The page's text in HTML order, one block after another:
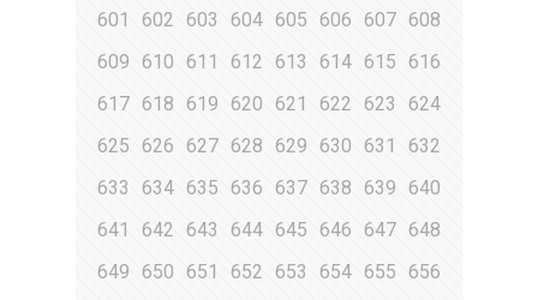
601
602 603 604 605 606 607 608
609
610 611 612 613 614 615
616
617 618 619 620 621 622 623
624
625
626 627 628 629 630 631
632
633
634 635 636 637 638 639 640
641
642 643 644 645 646 647 648
649
650 651 652 653 654 655 656